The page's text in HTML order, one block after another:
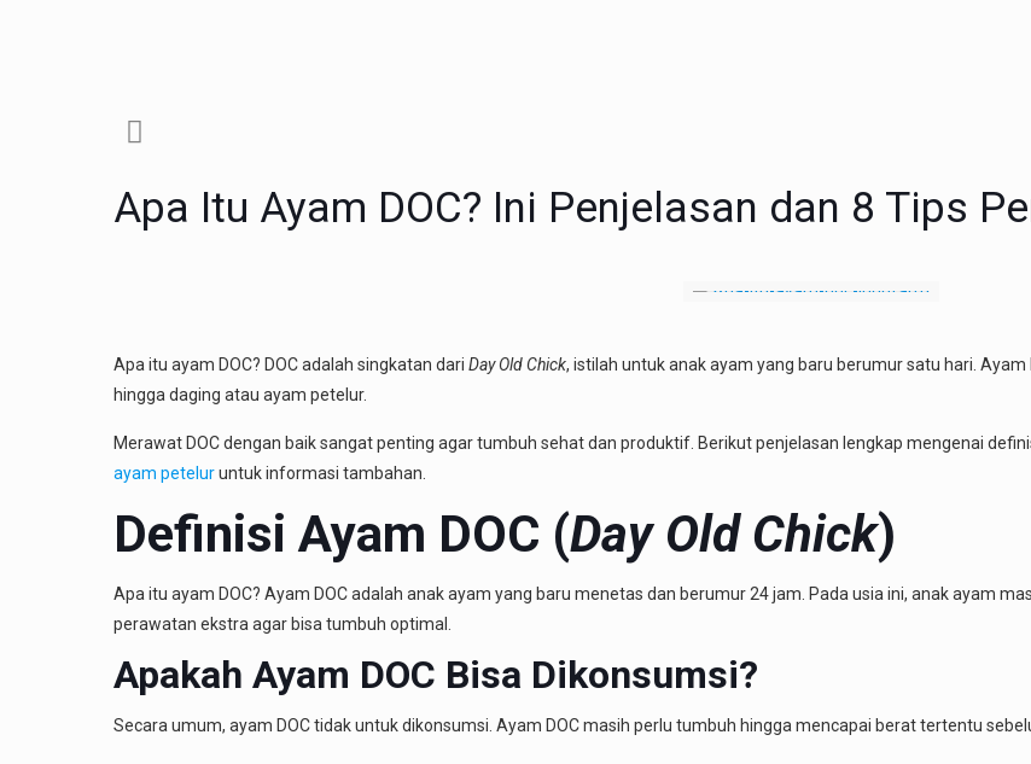
Apa Itu Ayam DOC? Ini Penjelasan dan 8 Tips
Apa itu ayam DOC? DOC adalah singkatan dari Day Old Chick, istilah untuk anak ayam yang baru berumur satu hari.
hingga daging atau ayam petelur.
Merawat DOC dengan baik sangat penting agar tumbuh sehat dan produktif. Berikut penjelasan lengkap mengenai
ayam peteluruntuk informasi tambahan.
Definisi Ayam DOC (Day Old Chick)
Apa itu ayam DOC? Ayam DOC adalah anak ayam yang baru menetas dan berumur 24 jam. Pada usia ini, anak ayam
perawatan ekstra agar bisa tumbuh optimal.
Apakah Ayam DOC Bisa Dikonsumsi?
Secara umum, ayam DOC tidak untuk dikonsumsi. Ayam DOC masih perlu tumbuh hingga mencapai berat tertentu